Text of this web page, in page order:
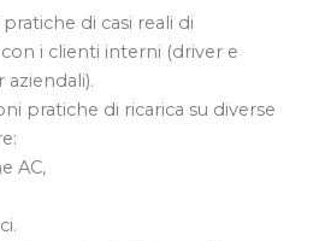
di casi reali di
i clienti interni (driver e
pratiche di ricarica su diverse
AC,